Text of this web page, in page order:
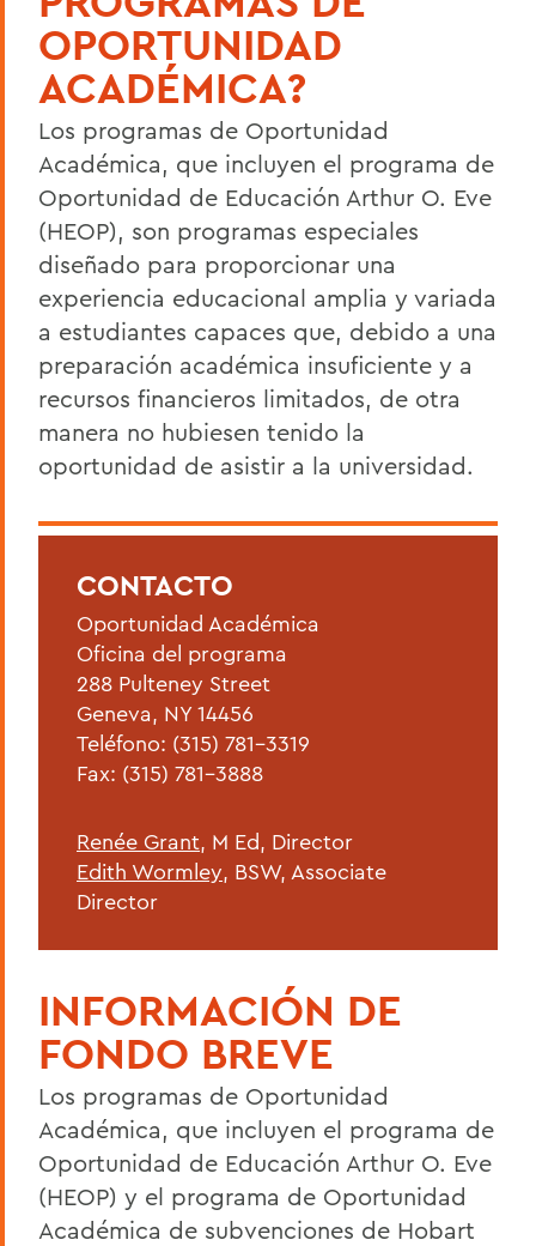
Financial Aid & Scholarships
Admitted Student Resources
Admissions Team/Contact
BACK TO:
Home
Admissions
OPORTUNIDAD
ACADÉMICA?
Los programas de Oportunidad
Académica, que incluyen el programa de
Oportunidad de Educación Arthur O. Eve
(HEOP), son programas especiales
diseñado para proporcionar una
experiencia educacional amplia y variada
a estudiantes capaces que, debido a una
preparación académica insuficiente y a
recursos financieros limitados, de otra
manera no hubiesen tenido la
oportunidad de asistir a la universidad.
CONTACTO
Oportunidad Académica
Oficina del programa
288 Pulteney Street
Geneva, NY 14456
Teléfono: (315) 781-3319
Fax: (315) 781-3888
Renée Grant, M Ed, Director
Edith Wormley, BSW, Associate
Director
INFORMACIÓN DE
FONDO BREVE
Los programas de Oportunidad
Académica, que incluyen el programa de
Oportunidad de Educación Arthur O. Eve
(HEOP) y el programa de Oportunidad
Académica de subvenciones de Hobart